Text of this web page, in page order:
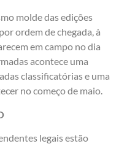
molde das edições
ordem de chegada, à
em campo no dia
acontece uma
classificatórias e uma
no começo de maio.
legais estão